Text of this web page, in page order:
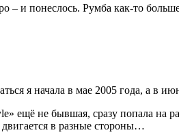
и понеслось. Румба как-то
я начала в мае 2005 года, а в
ещё не бывшая, сразу попала на
в разные стороны…